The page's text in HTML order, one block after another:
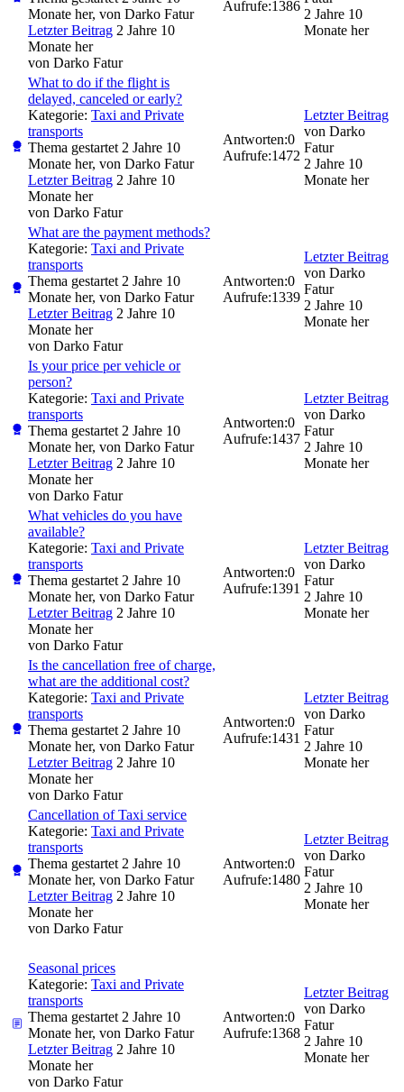
Monate her, von Darko Fatur
Letzter Beitrag 2 Jahre 10
Monate her
von Darko Fatur
Aufrufe:1386
2 Jahre 10
Monate her
What to do if the flight is
delayed, canceled or early?
Kategorie: Taxi and Private
transports
Thema gestartet 2 Jahre 10
Monate her, von Darko Fatur
Letzter Beitrag 2 Jahre 10
Monate her
von Darko Fatur
Antworten:0
Aufrufe:1472
Letzter Beitrag
von Darko
Fatur
2 Jahre 10
Monate her
What are the payment methods?
Kategorie: Taxi and Private
transports
Thema gestartet 2 Jahre 10
Monate her, von Darko Fatur
Letzter Beitrag 2 Jahre 10
Monate her
von Darko Fatur
Antworten:0
Aufrufe:1339
Letzter Beitrag
von Darko
Fatur
2 Jahre 10
Monate her
Is your price per vehicle or
person?
Kategorie: Taxi and Private
transports
Thema gestartet 2 Jahre 10
Monate her, von Darko Fatur
Letzter Beitrag 2 Jahre 10
Monate her
von Darko Fatur
Antworten:0
Aufrufe:1437
Letzter Beitrag
von Darko
Fatur
2 Jahre 10
Monate her
What vehicles do you have
available?
Kategorie: Taxi and Private
transports
Thema gestartet 2 Jahre 10
Monate her, von Darko Fatur
Letzter Beitrag 2 Jahre 10
Monate her
von Darko Fatur
Antworten:0
Aufrufe:1391
Letzter Beitrag
von Darko
Fatur
2 Jahre 10
Monate her
Is the cancellation free of charge,
what are the additional cost?
Kategorie: Taxi and Private
transports
Thema gestartet 2 Jahre 10
Monate her, von Darko Fatur
Letzter Beitrag 2 Jahre 10
Monate her
von Darko Fatur
Antworten:0
Aufrufe:1431
Letzter Beitrag
von Darko
Fatur
2 Jahre 10
Monate her
Cancellation of Taxi service
Kategorie: Taxi and Private
transports
Thema gestartet 2 Jahre 10
Monate her, von Darko Fatur
Letzter Beitrag 2 Jahre 10
Monate her
von Darko Fatur
Antworten:0
Aufrufe:1480
Letzter Beitrag
von Darko
Fatur
2 Jahre 10
Monate her
Seasonal prices
Kategorie: Taxi and Private
transports
Thema gestartet 2 Jahre 10
Monate her, von Darko Fatur
Letzter Beitrag 2 Jahre 10
Monate her
von Darko Fatur
Antworten:0
Aufrufe:1368
Letzter Beitrag
von Darko
Fatur
2 Jahre 10
Monate her